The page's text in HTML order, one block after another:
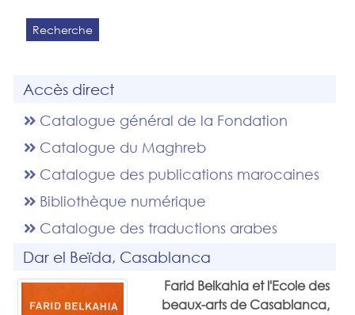
Recherche
Accès direct
Catalogue général de la Fondation
Catalogue du Maghreb
Catalogue des publications marocaines
Bibliothèque numérique
Catalogue des traductions arabes
Dar el Beïda, Casablanca
Farid Belkahia et l'Ecole des
beaux-arts de Casablanca,